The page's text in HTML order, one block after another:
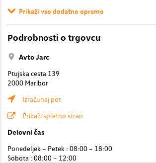
Prikaži vso dodatno opremo
Podrobnosti o trgovcu
Avto Jarc
Ptujska cesta 139
2000 Maribor
Izračunaj pot
Prikaži spletno stran
Delovni čas
Ponedeljek – Petek : 08:00 – 18:00
Sobota : 08:00 – 12:00